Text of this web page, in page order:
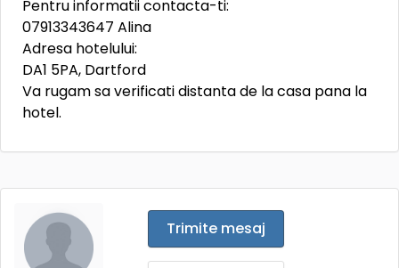
Pentru informatii contacta-ti:
07913343647 Alina
Adresa hotelului:
DA1 5PA, Dartford
Va rugam sa verificati distanta de la casa pana la
hotel.
Trimite mesaj